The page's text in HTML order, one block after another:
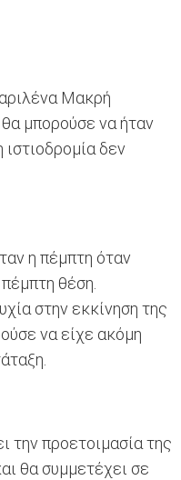
Μακρή
μπορούσε να ήταν
δεν
η πέμπτη όταν
θέση.
στην εκκίνηση της
να είχε ακόμη
την προετοιμασία της
θα συμμετέχει σε